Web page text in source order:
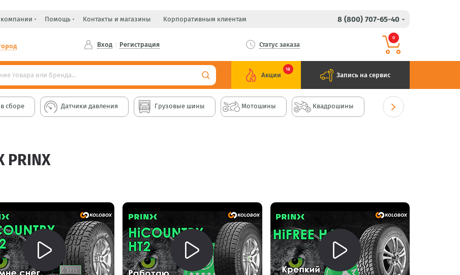
Помощь Контакты и магазины Корпоративным клиентам 8 (800) 707-65-40
Вход Регистрация Статус заказа
0
Акции
18
Запись на сервис
сборе Датчики давления Грузовые шины Мотошины Квадрошины